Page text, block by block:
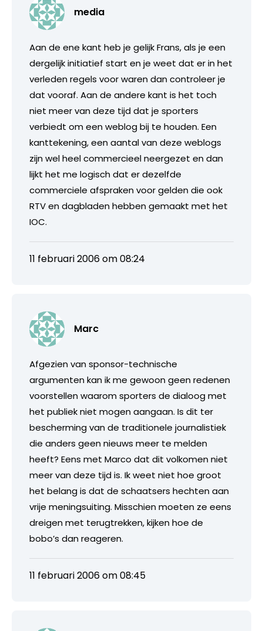
media
Aan de ene kant heb je gelijk Frans, als je een
dergelijk initiatief start en je weet dat er in het
verleden regels voor waren dan controleer je
dat vooraf. Aan de andere kant is het toch
niet meer van deze tijd dat je sporters
verbiedt om een weblog bij te houden. Een
kanttekening, een aantal van deze weblogs
zijn wel heel commercieel neergezet en dan
lijkt het me logisch dat er dezelfde
commerciele afspraken voor gelden die ook
RTV en dagbladen hebben gemaakt met het
IOC.
11 februari 2006 om 08:24
Marc
Afgezien van sponsor-technische
argumenten kan ik me gewoon geen redenen
voorstellen waarom sporters de dialoog met
het publiek niet mogen aangaan. Is dit ter
bescherming van de traditionele journalistiek
die anders geen nieuws meer te melden
heeft? Eens met Marco dat dit volkomen niet
meer van deze tijd is. Ik weet niet hoe groot
het belang is dat de schaatsers hechten aan
vrije meningsuiting. Misschien moeten ze eens
dreigen met terugtrekken, kijken hoe de
bobo’s dan reageren.
11 februari 2006 om 08:45